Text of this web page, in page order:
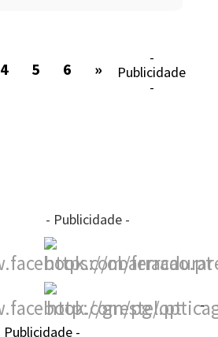
4 5 6 »
-
Publicidade
-
- Publicidade -
-
Publicidade -